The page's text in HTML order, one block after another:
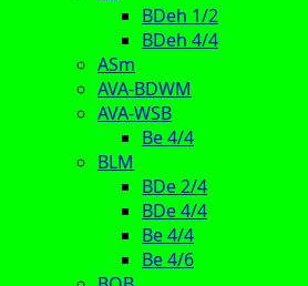
BDeh 1/2
BDeh 4/4
ASm
AVA-BDWM
AVA-WSB
Be 4/4
BLM
BDe 2/4
BDe 4/4
Be 4/4
Be 4/6